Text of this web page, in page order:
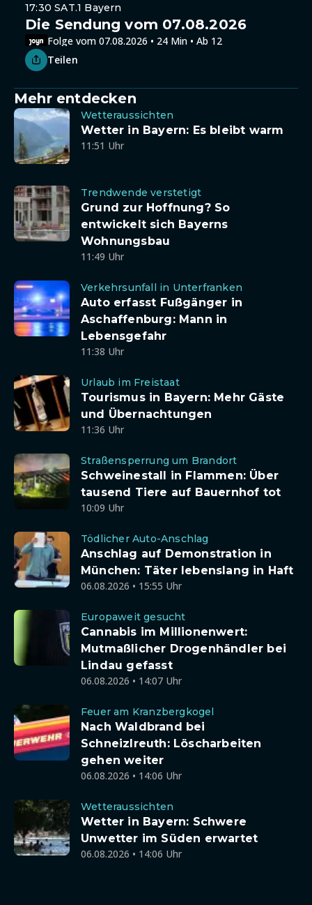
17:30 SAT.1 Bayern
Die Sendung vom 07.08.2026
Folge vom 07.08.2026 • 24 Min • Ab 12
Teilen
Mehr entdecken
Wetteraussichten
Wetter in Bayern: Es bleibt warm
11:51 Uhr
Trendwende verstetigt
Grund zur Hoffnung? So
entwickelt sich Bayerns
Wohnungsbau
11:49 Uhr
Verkehrsunfall in Unterfranken
Auto erfasst Fußgänger in
Aschaffenburg: Mann in
Lebensgefahr
11:38 Uhr
Urlaub im Freistaat
Tourismus in Bayern: Mehr Gäste
und Übernachtungen
11:36 Uhr
Straßensperrung um Brandort
Schweinestall in Flammen: Über
tausend Tiere auf Bauernhof tot
10:09 Uhr
Tödlicher Auto-Anschlag
Anschlag auf Demonstration in
München: Täter lebenslang in Haft
06.08.2026 • 15:55 Uhr
Europaweit gesucht
Cannabis im Millionenwert:
Mutmaßlicher Drogenhändler bei
Lindau gefasst
06.08.2026 • 14:07 Uhr
Feuer am Kranzbergkogel
Nach Waldbrand bei
Schneizlreuth: Löscharbeiten
gehen weiter
06.08.2026 • 14:06 Uhr
Wetteraussichten
Wetter in Bayern: Schwere
Unwetter im Süden erwartet
06.08.2026 • 14:06 Uhr